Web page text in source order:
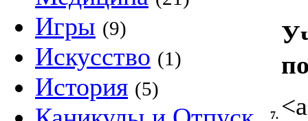
Игры (9)
Искусство (1)
История (5)
7.